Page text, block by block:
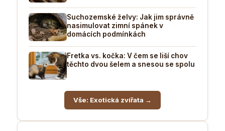
Suchozemské želvy: Jak jim správně
nasimulovat zimní spánek v
domácích podmínkách
Fretka vs. kočka: V čem se liší chov
těchto dvou šelem a snesou se spolu
Vše: Exotická zvířata →